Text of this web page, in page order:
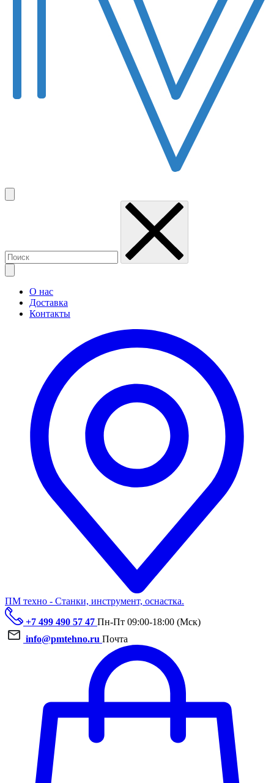
О нас
Доставка
Контакты
ПМ техно - Станки, инструмент, оснастка.
+7 499 490 57 47 Пн-Пт 09:00-18:00 (Мск)
info@pmtehno.ru Почта